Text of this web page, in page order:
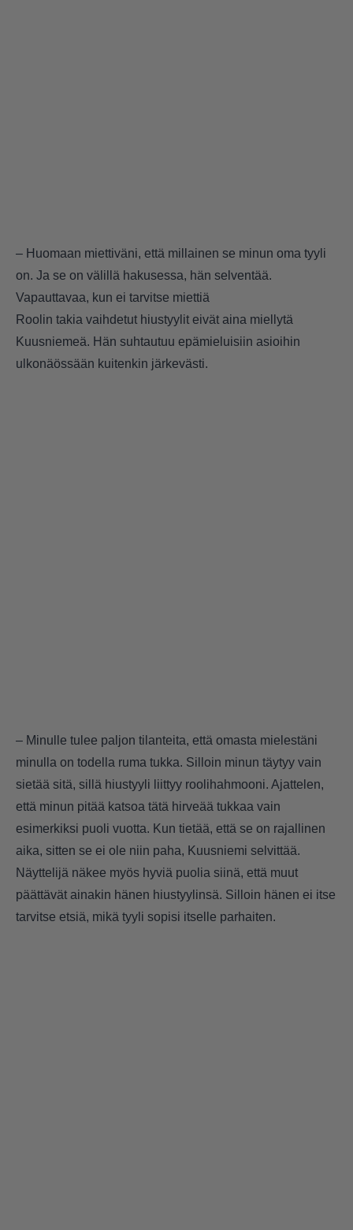
– Huomaan miettiväni, että millainen se minun oma tyyli
on. Ja se on välillä hakusessa, hän selventää.
Vapauttavaa, kun ei tarvitse miettiä
Roolin takia vaihdetut hiustyylit eivät aina miellytä
Kuusniemeä. Hän suhtautuu epämieluisiin asioihin
ulkonäössään kuitenkin järkevästi.
– Minulle tulee paljon tilanteita, että omasta mielestäni
minulla on todella ruma tukka. Silloin minun täytyy vain
sietää sitä, sillä hiustyyli liittyy roolihahmooni. Ajattelen,
että minun pitää katsoa tätä hirveää tukkaa vain
esimerkiksi puoli vuotta. Kun tietää, että se on rajallinen
aika, sitten se ei ole niin paha, Kuusniemi selvittää.
Näyttelijä näkee myös hyviä puolia siinä, että muut
päättävät ainakin hänen hiustyylinsä. Silloin hänen ei itse
tarvitse etsiä, mikä tyyli sopisi itselle parhaiten.